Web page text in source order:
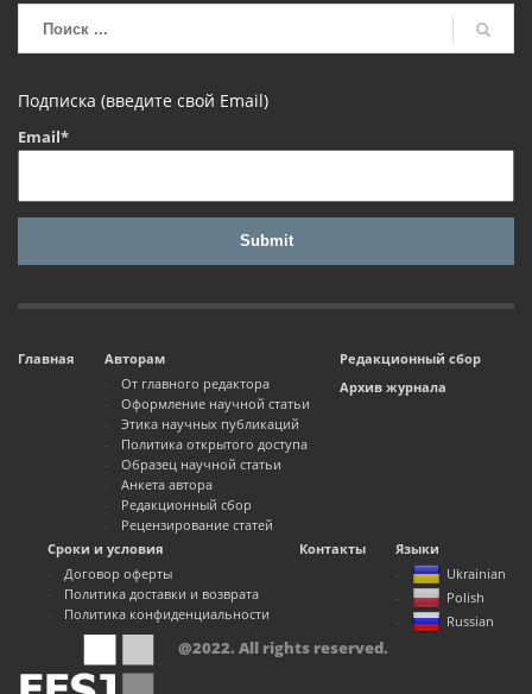
Подписка (введите свой Email)
Email*
Главная
Авторам
От главного редактора
Оформление научной статьи
Этика научных публикаций
Политика открытого доступа
Образец научной статьи
Анкета автора
Редакционный сбор
Рецензирование статей
Редакционный сбор
Архив журнала
Сроки и условия
Договор оферты
Политика доставки и возврата
Политика конфиденциальности
Контакты
Языки
Ukrainian
Polish
Russian
@2022. All rights reserved.